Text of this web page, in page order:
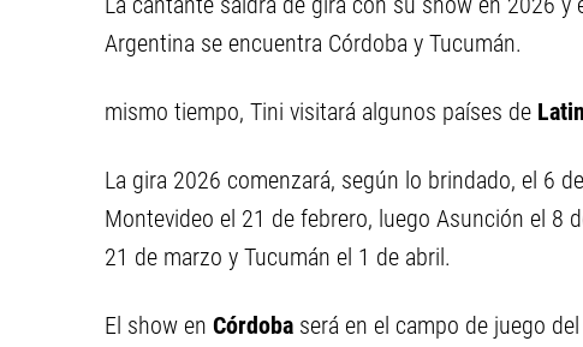
Argentina se encuentra Córdoba y Tucumán.
mismo tiempo, Tini visitará algunos países de
La gira 2026 comenzará, según lo brindado, el 6
Montevideo el 21 de febrero, luego Asunción el 8
21 de marzo y Tucumán el 1 de abril.
El show en Córdoba será en el campo de juego